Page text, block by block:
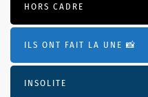
HORS CADRE
ILS ONT FAIT LA UNE 📸
INSOLITE